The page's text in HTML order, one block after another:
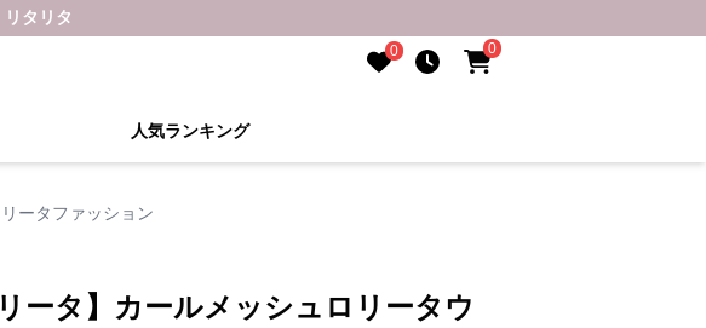
タリタ
0 0
人気ランキング
ータファッション
リータ】カールメッシュロリータウ